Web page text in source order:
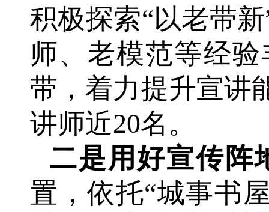
积极探索“以老带
师、老模范等经
带，着力提升宣讲
讲师近20名。
二是用好宣传阵
置，依托“城事书